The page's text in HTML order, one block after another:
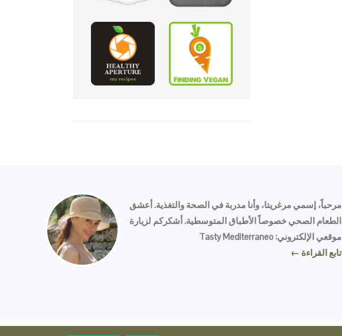
مرحباً، إسمي مرغريتا، وأنا مدربة في الصحة والتغذية. أعشق
الطعام الصحي خصوصاً الأطباق المتوسطية. أشكركم لزيارة
موقعي الإلكتروني: Tasty Mediterraneo
تابع القراءة ←